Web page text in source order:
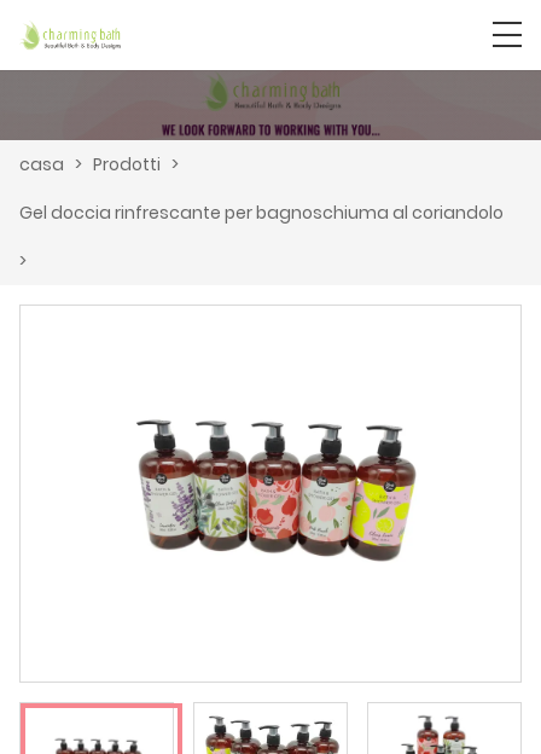
casa > Prodotti >
Gel doccia rinfrescante per bagnoschiuma al coriandolo
>